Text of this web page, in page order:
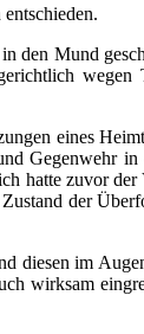
den Mund
eines
Gegenwehr
hatte zuvor
der
diesen im
wirksam